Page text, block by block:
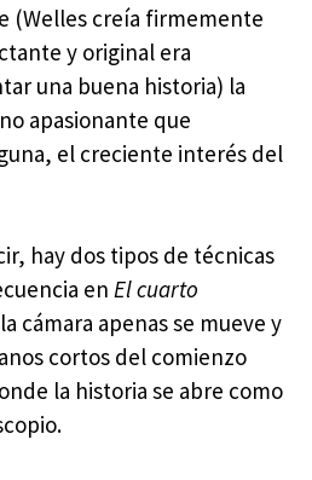
(Welles creía firmemente
y original era
una buena historia) la
apasionante que
el creciente interés del
hay dos tipos de técnicas
enEl cuarto
cámara apenas se mueve y
cortos del comienzo
la historia se abre como